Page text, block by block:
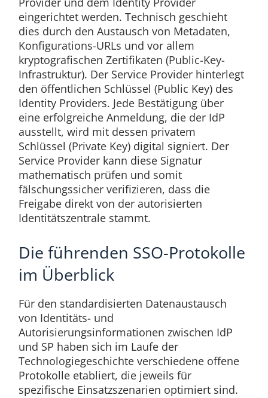
eingerichtet werden. Technisch geschieht
dies durch den Austausch von Metadaten,
Konfigurations-URLs und vor allem
kryptografischen Zertifikaten (Public-Key-
Infrastruktur). Der Service Provider hinterlegt
den öffentlichen Schlüssel (Public Key) des
Identity Providers. Jede Bestätigung über
eine erfolgreiche Anmeldung, die der IdP
ausstellt, wird mit dessen privatem
Schlüssel (Private Key) digital signiert. Der
Service Provider kann diese Signatur
mathematisch prüfen und somit
fälschungssicher verifizieren, dass die
Freigabe direkt von der autorisierten
Identitätszentrale stammt.
Die führenden SSO-Protokolle
im Überblick
Für den standardisierten Datenaustausch
von Identitäts- und
Autorisierungsinformationen zwischen IdP
und SP haben sich im Laufe der
Technologiegeschichte verschiedene offene
Protokolle etabliert, die jeweils für
spezifische Einsatzszenarien optimiert sind.